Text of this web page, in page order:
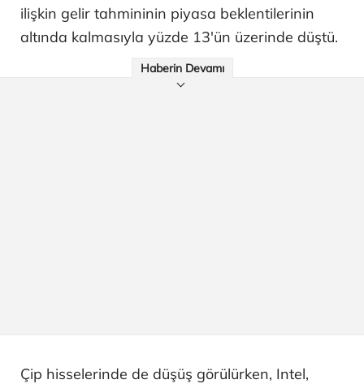
ilişkin gelir tahmininin piyasa beklentilerinin
altında kalmasıyla yüzde 13'ün üzerinde düştü.
Haberin Devamı
Çip hisselerinde de düşüş görülürken, Intel,